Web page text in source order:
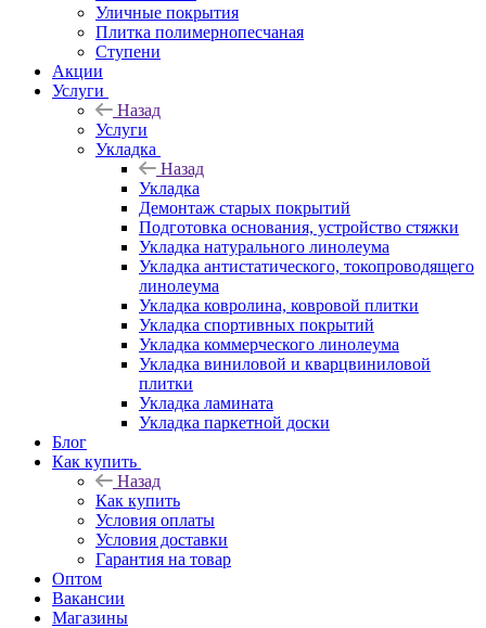
Уличные покрытия
Плитка полимернопесчаная
Ступени
Акции
Услуги
Назад
Услуги
Укладка
Назад
Укладка
Демонтаж старых покрытий
Подготовка основания, устройство стяжки
Укладка натурального линолеума
Укладка антистатического, токопроводящего
линолеума
Укладка ковролина, ковровой плитки
Укладка спортивных покрытий
Укладка коммерческого линолеума
Укладка виниловой и кварцвиниловой
плитки
Укладка ламината
Укладка паркетной доски
Блог
Как купить
Назад
Как купить
Условия оплаты
Условия доставки
Гарантия на товар
Оптом
Вакансии
Магазины